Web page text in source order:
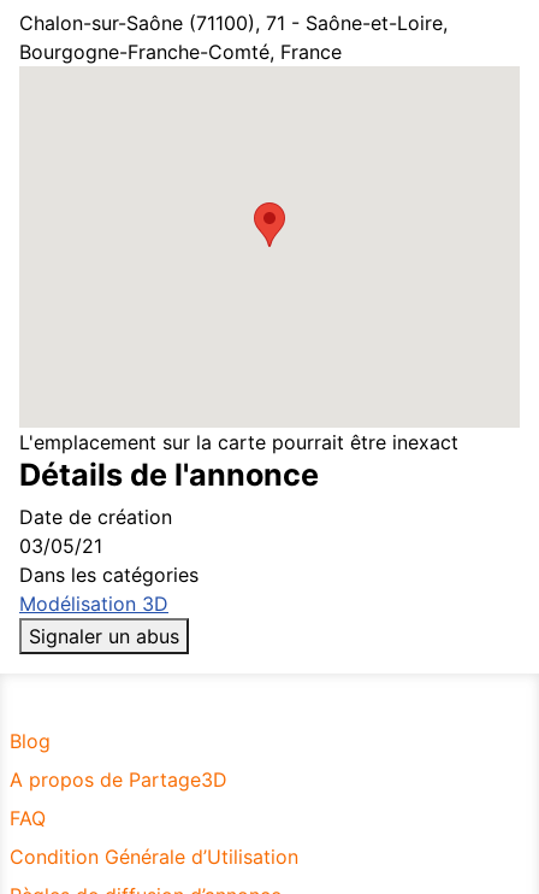
Chalon-sur-Saône (71100), 71 - Saône-et-Loire,
Bourgogne-Franche-Comté, France
L'emplacement sur la carte pourrait être inexact
Détails de l'annonce
Date de création
03/05/21
Dans les catégories
Modélisation 3D
Signaler un abus
Blog
A propos de Partage3D
FAQ
Condition Générale d’Utilisation